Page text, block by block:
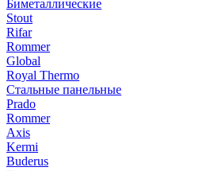
Биметаллические
Stout
Rifar
Rommer
Global
Royal Thermo
Стальные панельные
Prado
Rommer
Axis
Kermi
Buderus